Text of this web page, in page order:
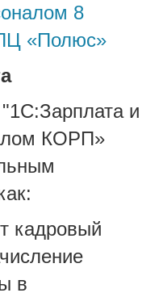
8
«Полюс»
и
КОРП»
кадровый
в